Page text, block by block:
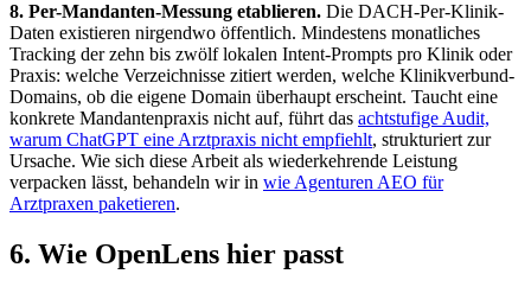
8. Per-Mandanten-Messung etablieren. Die DACH-Per-Klinik-
Daten existieren nirgendwo öffentlich. Mindestens monatliches
Tracking der zehn bis zwölf lokalen Intent-Prompts pro Klinik oder
Praxis: welche Verzeichnisse zitiert werden, welche Klinikverbund-
Domains, ob die eigene Domain überhaupt erscheint. Taucht eine
konkrete Mandantenpraxis nicht auf, führt das achtstufige Audit,
warum ChatGPT eine Arztpraxis nicht empfiehlt, strukturiert zur
Ursache. Wie sich diese Arbeit als wiederkehrende Leistung
verpacken lässt, behandeln wir in wie Agenturen AEO für
Arztpraxen paketieren.
6. Wie OpenLens hier passt